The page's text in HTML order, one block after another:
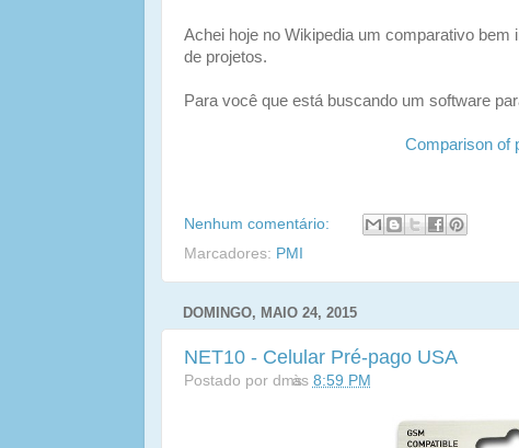
Achei hoje no Wikipedia um comparativo
de projetos.
Para você que está buscando um software
Comparison of
Nenhum comentário:
Marcadores: PMI
DOMINGO, MAIO 24, 2015
NET10 - Celular Pré-pago USA
Postado por dmsàs 8:59 PM